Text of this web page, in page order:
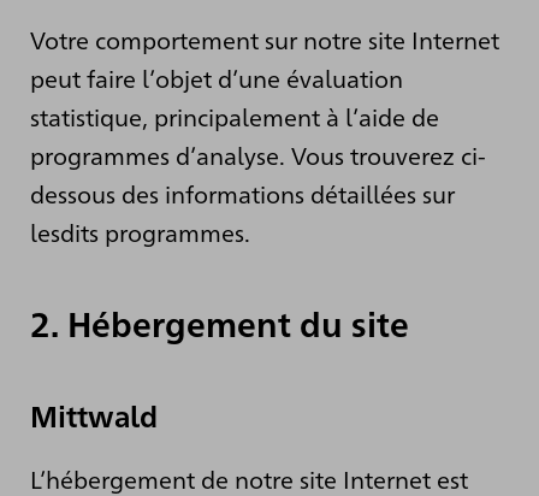
Votre comportement sur notre site Internet
peut faire l’objet d’une évaluation
statistique, principalement à l’aide de
programmes d’analyse. Vous trouverez ci-
dessous des informations détaillées sur
lesdits programmes.
2. Hébergement du site
Mittwald
L’hébergement de notre site Internet est